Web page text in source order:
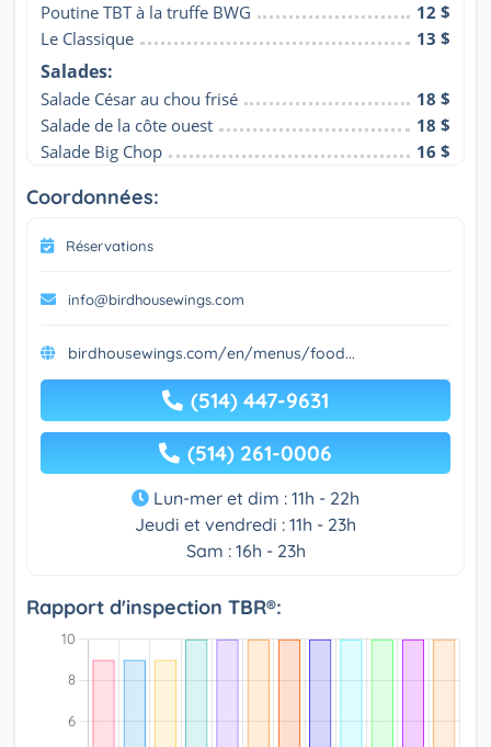
Poutine TBT à la truffe BWG
12 $
Le Classique
13 $
Salades:
Salade César au chou frisé
18 $
Salade de la côte ouest
18 $
Salade Big Chop
16 $
Coordonnées:
Réservations
info@birdhousewings.com
birdhousewings.com/en/menus/food...
(514) 447-9631
(514) 261-0006
Lun-mer et dim : 11h - 22h
Jeudi et vendredi : 11h - 23h
Sam : 16h - 23h
Rapport d'inspection TBR®: